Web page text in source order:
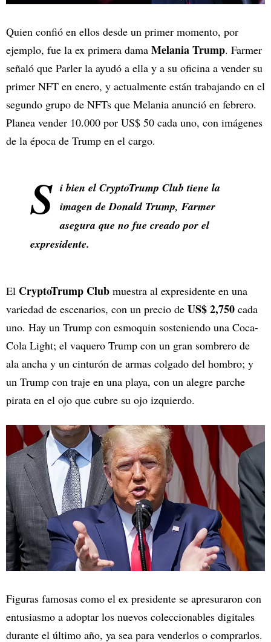
Quien confió en ellos desde un primer momento, por
ejemplo, fue la ex primera dama Melania Trump. Farmer
señaló que Parler la ayudó a ella y a su oficina a vender su
primer NFT en enero, y actualmente están trabajando en el
segundo grupo de NFTs que Melania anunció en febrero.
Planea vender 10.000 por US$ 50 cada uno, con imágenes
de la época de Trump en el cargo.
S i bien el CryptoTrump Club tiene la
imagen de Donald Trump, Farmer
asegura que no fue creado por el
expresidente.
El CryptoTrump Club muestra al expresidente en una
variedad de escenarios, con un precio de US$ 2,750 cada
uno. Hay un Trump con esmoquin sosteniendo una Coca-
Cola Light; el vaquero Trump con un gran sombrero de
ala ancha y un cinturón de armas colgado del hombro; y
un Trump con traje en una playa, con un alegre parche
pirata en el ojo que cubre su ojo izquierdo.
Figuras famosas como el ex presidente se apresuraron con
entusiasmo a adoptar los nuevos coleccionables digitales
durante el último año, ya sea para venderlos o comprarlos.